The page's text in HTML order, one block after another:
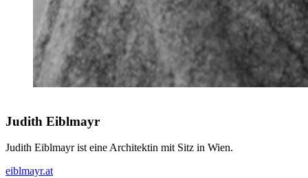
Judith Eiblmayr
Judith Eiblmayr ist eine Architektin mit Sitz in Wien.
eiblmayr.at